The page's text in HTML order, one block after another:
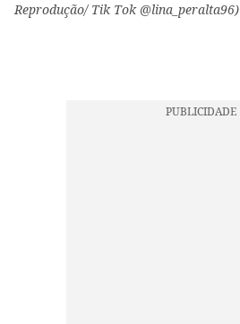
Reprodução/ Tik Tok @lina_peralta96)